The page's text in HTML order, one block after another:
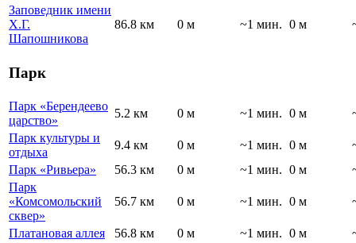
Заповедник имени
Х.Г.
Шапошникова
86.8 км 0 м ~1 мин. 0 м
Парк
Парк «Берендеево
царство»
5.2 км 0 м ~1 мин. 0 м
Парк культуры и
отдыха
9.4 км 0 м ~1 мин. 0 м
Парк «Ривьера»
56.3 км 0 м ~1 мин. 0 м
Парк
«Комсомольский
сквер»
56.7 км 0 м ~1 мин. 0 м
Платановая аллея 56.8 км 0 м ~1 мин. 0 м